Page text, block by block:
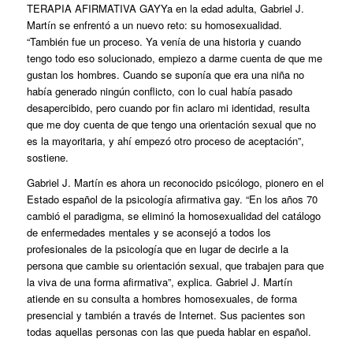
TERAPIA AFIRMATIVA GAYYa en la edad adulta, Gabriel J.
Martín se enfrentó a un nuevo reto: su homosexualidad.
“También fue un proceso. Ya venía de una historia y cuando
tengo todo eso solucionado, empiezo a darme cuenta de que me
gustan los hombres. Cuando se suponía que era una niña no
había generado ningún conflicto, con lo cual había pasado
desapercibido, pero cuando por fin aclaro mi identidad, resulta
que me doy cuenta de que tengo una orientación sexual que no
es la mayoritaria, y ahí empezó otro proceso de aceptación”,
sostiene.
Gabriel J. Martín es ahora un reconocido psicólogo, pionero en el
Estado español de la psicología afirmativa gay. “En los años 70
cambió el paradigma, se eliminó la homosexualidad del catálogo
de enfermedades mentales y se aconsejó a todos los
profesionales de la psicología que en lugar de decirle a la
persona que cambie su orientación sexual, que trabajen para que
la viva de una forma afirmativa”, explica. Gabriel J. Martín
atiende en su consulta a hombres homosexuales, de forma
presencial y también a través de Internet. Sus pacientes son
todas aquellas personas con las que pueda hablar en español.